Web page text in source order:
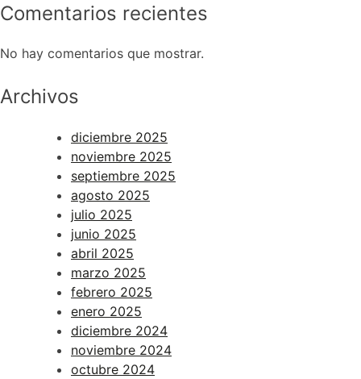
Comentarios recientes
No hay comentarios que mostrar.
Archivos
diciembre 2025
noviembre 2025
septiembre 2025
agosto 2025
julio 2025
junio 2025
abril 2025
marzo 2025
febrero 2025
enero 2025
diciembre 2024
noviembre 2024
octubre 2024